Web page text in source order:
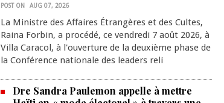
POST ON AUG 07, 2026
La Ministre des Affaires Étrangères et des Cultes,
Raina Forbin, a procédé, ce vendredi 7 août 2026, à
Villa Caracol, à l'ouverture de la deuxième phase de
la Conférence nationale des leaders reli
Dre Sandra Paulemon appelle à mettre